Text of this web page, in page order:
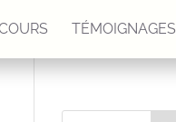
TÉMOIGNAGES